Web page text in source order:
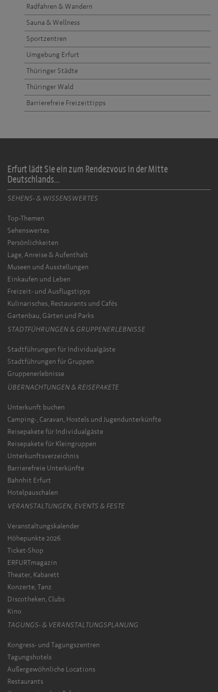
Radfahren & Wandern
Sauna & Wellness
Sportzentren
Umgebung Erfurt
Thüringer Städte
Thüringer Wald
Barrierefreie Freizeittipps
Erfurt lädt Sie ein zum Rendezvous in der Mitte
Deutschlands...
SEHENS- & WISSENSWERTES
Top-Themen
Sehenswertes
Persönlichkeiten
Lage, Anreise & Aufenthalt
Museen und Ausstellungen
Einkaufen und Leben
Freizeit- und Ausflugstipps
Kulinarisches, Restaurants und Cafés
Gartenbau, Gärten und Parks
STADTFÜHRUNGEN & GRUPPENERLEBNISSE
Stadtführungen für Individualgäste
Stadtführungen für Gruppen
Gruppenerlebnisse
ÜBERNACHTUNGEN & REISEPAKETE
Unterkunft buchen
Camping-, Caravan, Hostels und Jugendunterkünfte
Reisepakete für Individualgäste
Reisepakete für Kleingruppen
Unterkunftsverzeichnis
Barrierefreie Unterkünfte
Bahnhit Erfurt
Hotelpauschalen
VERANSTALTUNGEN, EVENTS & FESTE
Veranstaltungskalender
Höhepunkte 2026
Ticket-Shop
ERFURTmagazin
Theater, Kabarett
Konzerte, Tanz
Discotheken, Clubs
Kino
TAGUNGS- & VERANSTALTUNGSPLANUNG
Kongress- und Tagungszentren
Tagungshotels
Außergewöhnliche Locations
Restaurants